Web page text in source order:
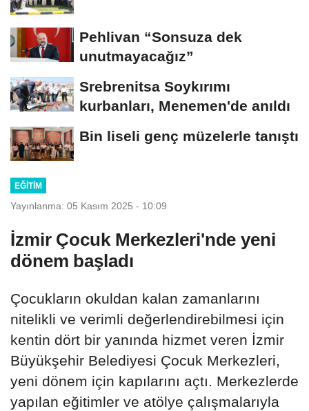
Pehlivan “Sonsuza dek
unutmayacağız”
Srebrenitsa Soykırımı
kurbanları, Menemen'de anıldı
Bin liseli genç müzelerle tanıştı
EĞITIM
Yayınlanma: 05 Kasım 2025 - 10:09
İzmir Çocuk Merkezleri'nde yeni
dönem başladı
Çocukların okuldan kalan zamanlarını
nitelikli ve verimli değerlendirebilmesi için
kentin dört bir yanında hizmet veren İzmir
Büyükşehir Belediyesi Çocuk Merkezleri,
yeni dönem için kapılarını açtı. Merkezlerde
yapılan eğitimler ve atölye çalışmalarıyla